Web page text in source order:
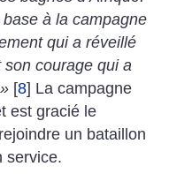
à la campagne
qui a réveillé
son courage qui a
» [8] La campagne
est gracié le
un bataillon
service.